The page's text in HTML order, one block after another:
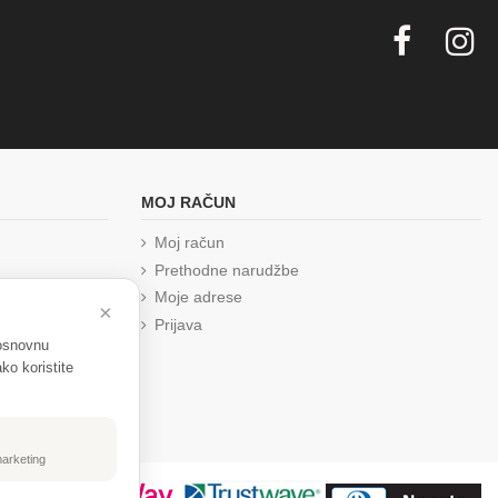
×
koristite
MOJ RAČUN
Moj račun
Prethodne narudžbe
Moje adrese
Prijava